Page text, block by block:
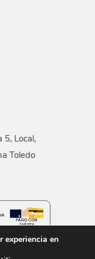
5, Local,
Toledo
experiencia en